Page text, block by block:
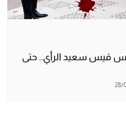
قيس سعيد الرأي.. حتى
28/